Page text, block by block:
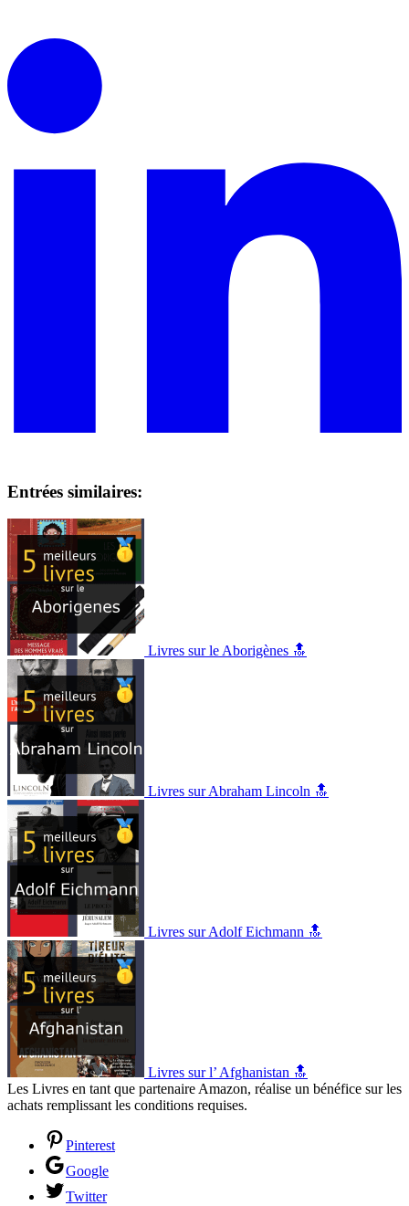
Entrées similaires:
Livres sur le Aborigènes 🔝
Livres sur Abraham Lincoln 🔝
Livres sur Adolf Eichmann 🔝
Livres sur l’ Afghanistan 🔝
Les Livres en tant que partenaire Amazon, réalise un bénéfice sur les
achats remplissant les conditions requises.
Pinterest
Google
Twitter